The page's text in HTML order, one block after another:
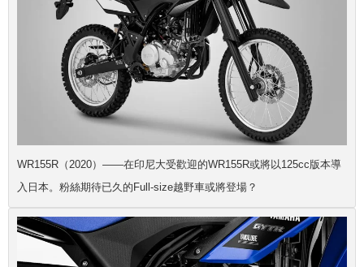
WR155R（2020）——在印尼大受歡迎的WR155R或將以125cc版本導
入日本。粉絲期待已久的Full-size越野車或將登場？